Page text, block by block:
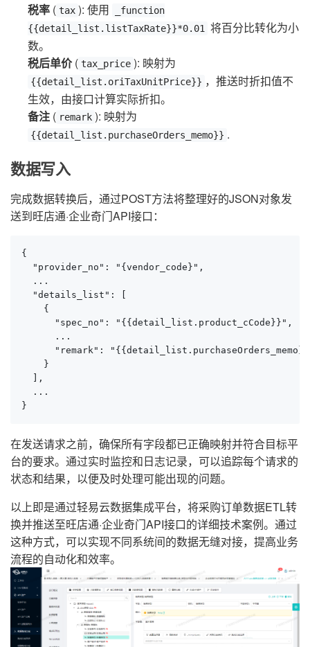
税率 ( tax ): 使用
_function
{{detail_list.listTaxRate}}*0.01
将百分比转化为小
数。
税后单价( tax_price ): 映射为
{{detail_list.oriTaxUnitPrice}} ，推送时折扣值不
生效，由接口计算实际折扣。
备注 ( remark ): 映射为
{{detail_list.purchaseOrders_memo}} .
数据写入
完成数据转换后，通过POST方法将整理好的JSON对象发
送到旺店通·企业奇门API接口：
{
  "provider_no": "{vendor_code}",
  ...
  "details_list": [
    {
      "spec_no": "{{detail_list.product_cCode}}",
      ...
"remark":
    }
  ],
  ...
}
在发送请求之前，确保所有字段都已正确映射并符合目标平
台的要求。通过实时监控和日志记录，可以追踪每个请求的
状态和结果，以便及时处理可能出现的问题。
以上即是通过轻易云数据集成平台，将采购订单数据ETL转
换并推送至旺店通·企业奇门API接口的详细技术案例。通过
这种方式，可以实现不同系统间的数据无缝对接，提高业务
流程的自动化和效率。